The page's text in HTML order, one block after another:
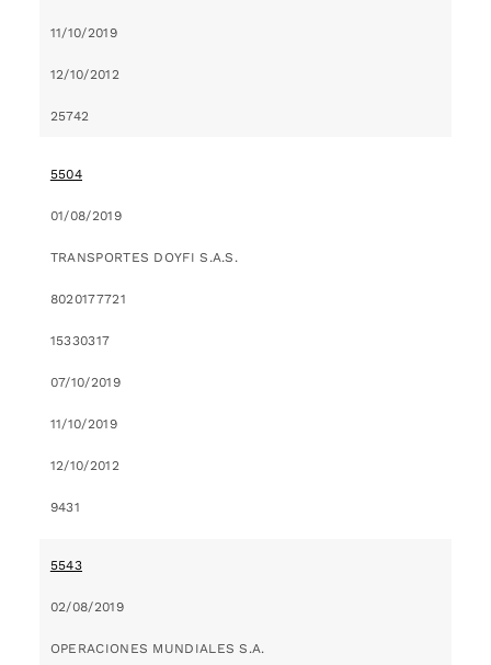
11/10/2019
12/10/2012
25742
5504
01/08/2019
TRANSPORTES DOYFI S.A.S.
8020177721
15330317
07/10/2019
11/10/2019
12/10/2012
9431
5543
02/08/2019
OPERACIONES MUNDIALES S.A.